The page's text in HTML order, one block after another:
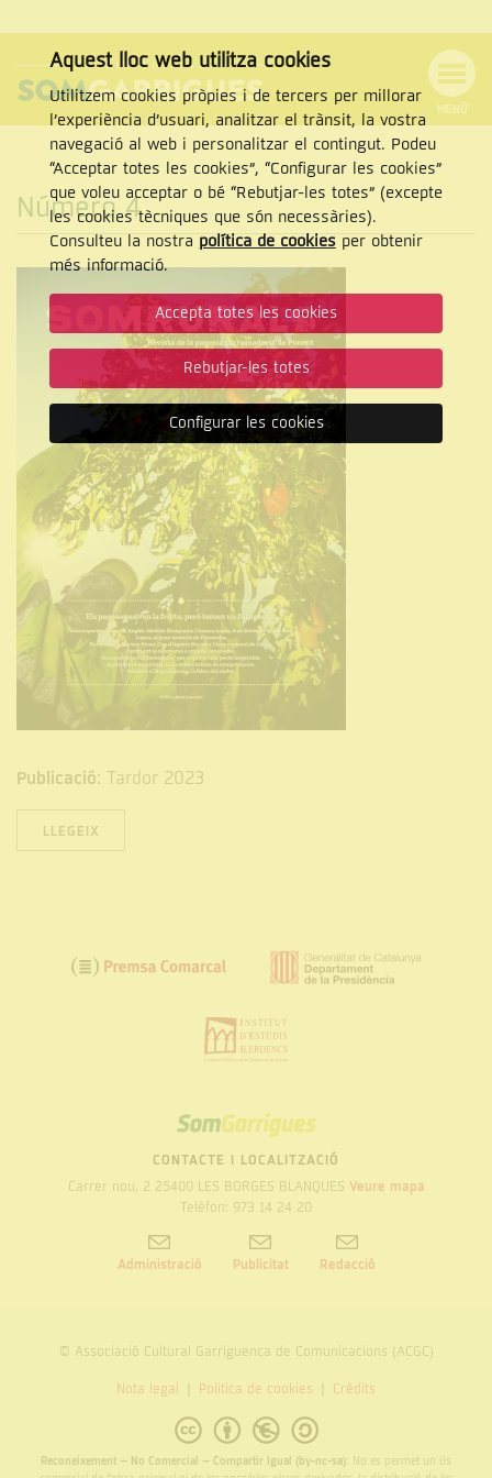
NAVEGACIÓ
MENÚ
Cercar
CERCAR
Número 4
Publicació: Tardor 2023
LLEGEIX
SOM
GARRIGUES
CONTACTE I LOCALITZACIÓ
Carrer nou, 2 25400 LES BORGES BLANQUES Veure mapa
Telèfon: 973 14 24 20
Administració Publicitat Redacció
© Associació Cultural Garriguenca de Comunicacions (ACGC)
Nota legal Politica de cookies Crèdits
Reconeixement – No Comercial – Compartir Igual (by-nc-sa): No es permet un ús
Aquest lloc web utilitza cookies
Utilitzem cookies pròpies i de tercers per millorar
l’experiència d’usuari, analitzar el trànsit, la vostra
navegació al web i personalitzar el contingut. Podeu
“Acceptar totes les cookies”, “Configurar les cookies”
que voleu acceptar o bé “Rebutjar-les totes” (excepte
les cookies tècniques que són necessàries).
Consulteu la nostra política de cookiesper obtenir
més informació.
Accepta totes les cookies
Rebutjar-les totes
Configurar les cookies